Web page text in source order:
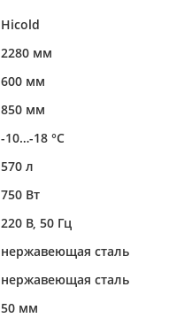
Hicold
2280 мм
600 мм
850 мм
-10…-18 °С
570 л
750 Вт
220 В, 50 Гц
нержавеющая сталь
нержавеющая сталь
50 мм